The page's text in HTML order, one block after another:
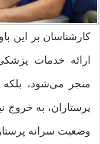
کارشناسان بر این
ارائه خدمات
منجر می‌شود، بلکه
پرستاران، به خروج
وضعیت سرانه